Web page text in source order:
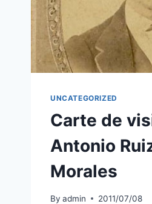
UNCATEGORIZED
Carte de
Antonio
Morales
By admin 2011/07/08